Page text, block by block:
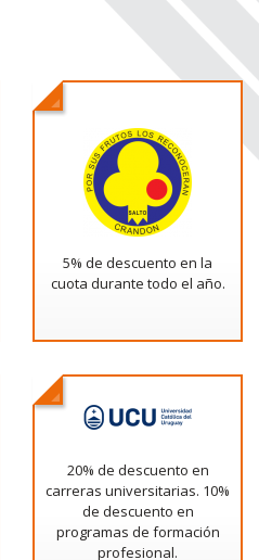
5% de descuento en la
cuota durante todo el año.
20% de descuento en
carreras universitarias. 10%
de descuento en
programas de formación
profesional.